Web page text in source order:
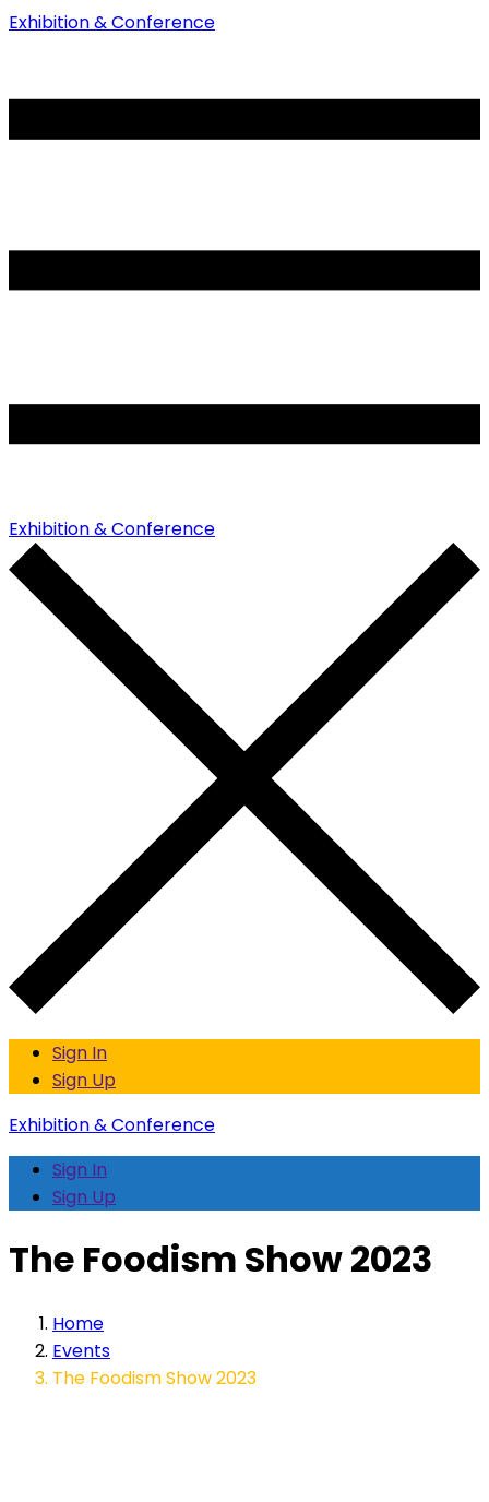
Exhibition & Conference
Exhibition & Conference
Sign In
Sign Up
Exhibition & Conference
Sign In
Sign Up
The Foodism Show 2023
Home
Events
The Foodism Show 2023